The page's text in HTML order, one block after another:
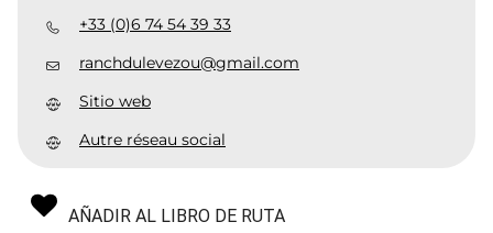
+33 (0)6 74 54 39 33
ranchdulevezou@gmail.com
Sitio web
Autre réseau social
AÑADIR AL LIBRO DE RUTA